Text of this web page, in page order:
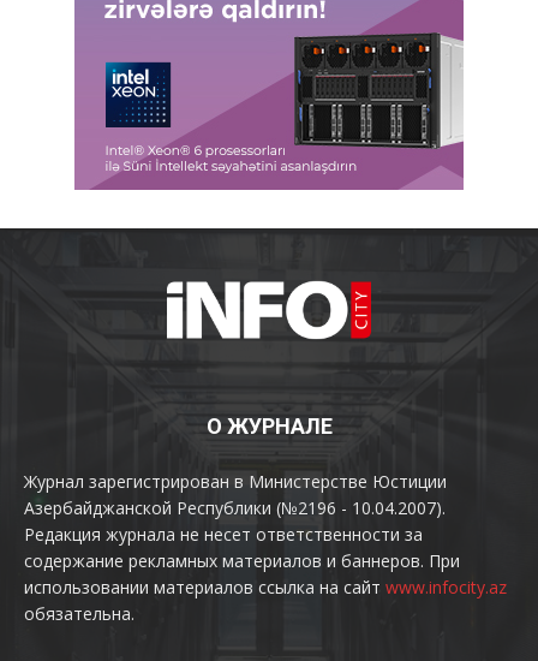
О ЖУРНАЛЕ
Журнал зарегистрирован в Министерстве Юстиции
Азербайджанской Республики (№2196 - 10.04.2007).
Редакция журнала не несет ответственности за
содержание рекламных материалов и баннеров. При
использовании материалов ссылка на сайт www.infocity.az
обязательна.